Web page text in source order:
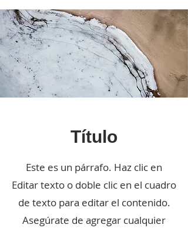
Título
Este es un párrafo. Haz clic en
Editar texto o doble clic en el cuadro
de texto para editar el contenido.
Asegúrate de agregar cualquier